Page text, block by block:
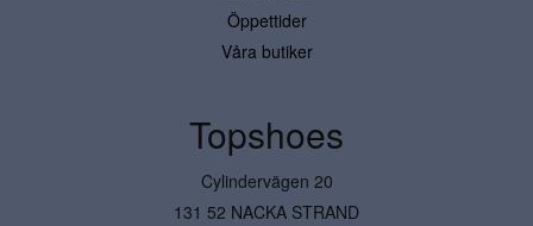
Öppettider
Våra butiker
Topshoes
Cylindervägen 20
131 52 NACKA STRAND